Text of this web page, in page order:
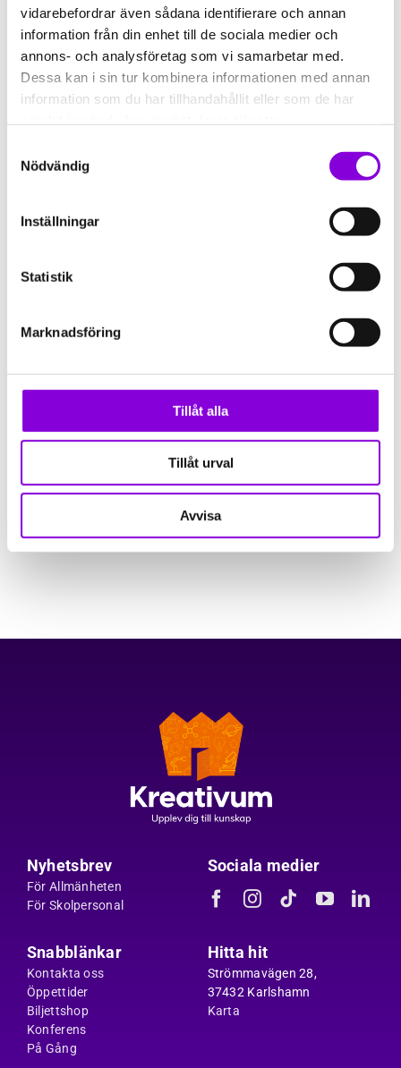
vidarebefordrar även sådana identifierare och annan
information från din enhet till de sociala medier och
annons- och analysföretag som vi samarbetar med.
Dessa kan i sin tur kombinera informationen med annan
information som du har tillhandahållit eller som de har
Nödvändig
Inställningar
Statistik
Marknadsföring
Tillåt alla
Tillåt urval
Avvisa
Vi på Kreativum säger stort grattis till de
lyckliga vinnarna!
Och tack till Stigmännen för att ni
arrangerar en sådan trevlig tävling!
LÄS MER OM HITTAUT KARLSHAMN
Tillbaka till På gång
Nyhetsbrev
För Allmänheten
För Skolpersonal
Sociala medier
Snabblänkar
Kontakta oss
Öppettider
Biljettshop
Konferens
På Gång
Hitta hit
Strömmavägen 28,
37432 Karlshamn
Karta